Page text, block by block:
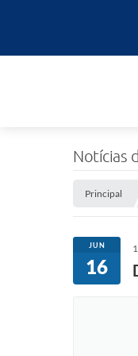
Notícias
Principal
JUN
16